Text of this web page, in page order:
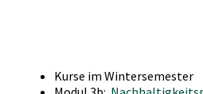
Kurse im Wintersemester